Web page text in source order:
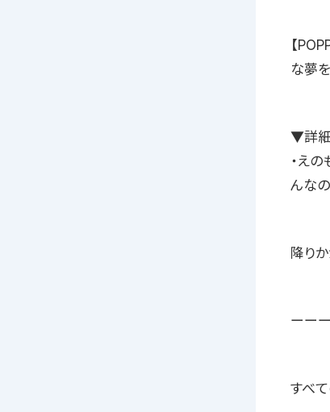
【
な夢
▼詳細
・え
んな
降り
ーー
すべ